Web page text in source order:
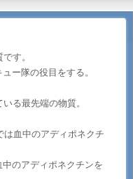
す。
ー隊の役目をする。
る最先端の物質。
は血中のアディポネクチ
のアディポネクチンを